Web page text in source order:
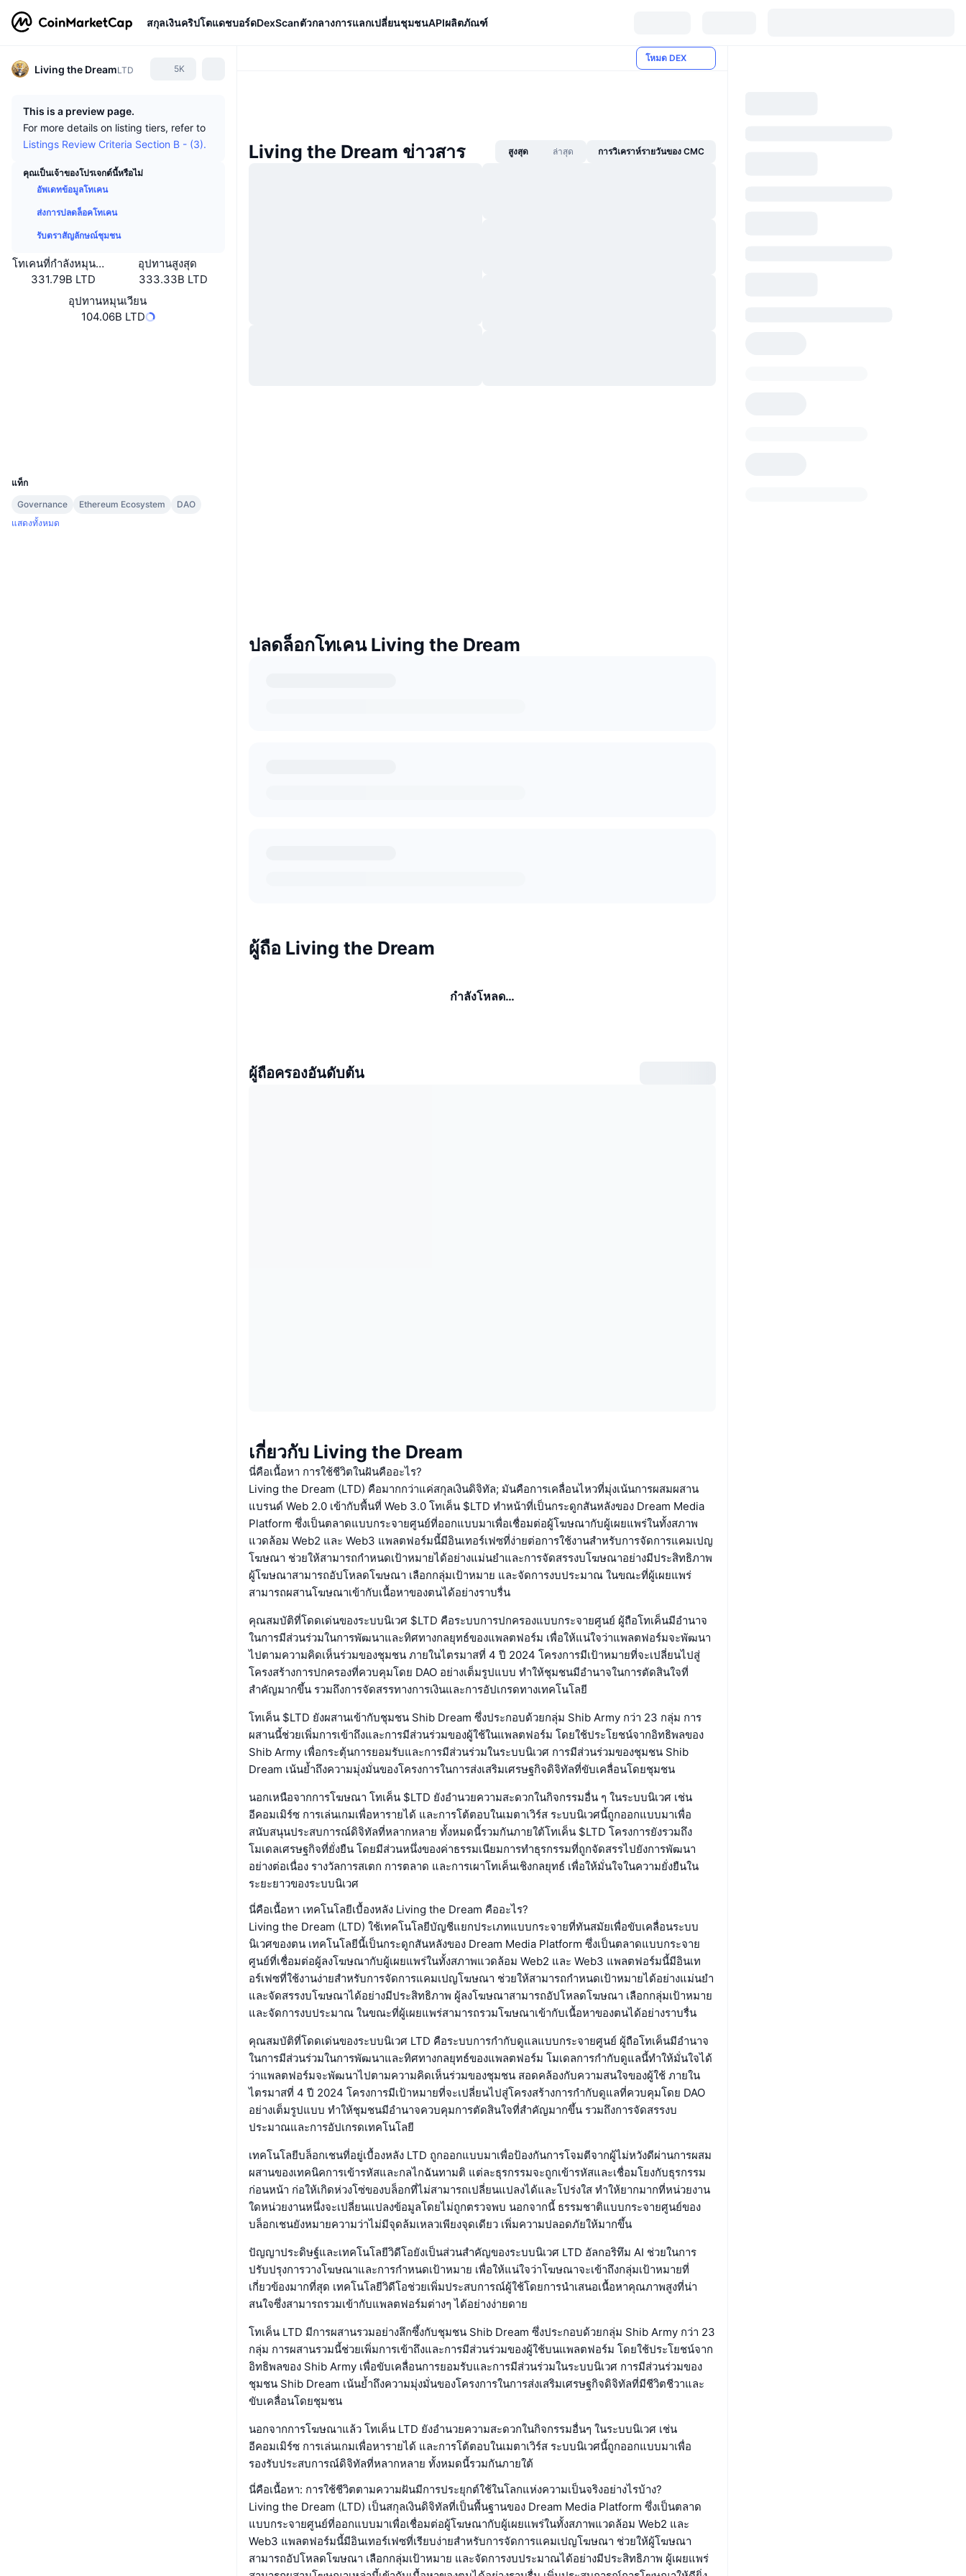
สกุลเงินคริปโตแดชบอร์ดDexScanตัวกลางการแลกเปลี่ยนชุมชนAPIผลิตภัณฑ์
Living the DreamLTD 5K
This is a preview page.
For more details on listing tiers, refer to
Listings Review Criteria Section B - (3).
คุณเป็นเจ้าของโปรเจกต์นี้หรือไม่
อัพเดทข้อมูลโทเคน
ส่งการปลดล็อคโทเคน
รับตราสัญลักษณ์ชุมชน
โทเคนที่กำลังหมุนเวียนหรือถูกล็อค
331.79B LTD
อุปทานสูงสุด
333.33B LTD
อุปทานหมุนเวียน
104.06B LTD
แท็ก
Governance
Ethereum Ecosystem
DAO
แสดงทั้งหมด
โหมด DEX
Living the Dream ข่าวสาร สูงสุด ล่าสุด การวิเคราห์รายวันของ CMC
ปลดล็อกโทเคน Living the Dream
ผู้ถือ Living the Dream
กำลังโหลด…
ผู้ถือครองอันดับต้น
เกี่ยวกับ Living the Dream
นี่คือเนื้อหา การใช้ชีวิตในฝันคืออะไร?
Living the Dream (LTD) คือมากกว่าแค่สกุลเงินดิจิทัล; มันคือการเคลื่อนไหวที่มุ่งเน้นการผสมผสาน
แบรนด์ Web 2.0 เข้ากับพื้นที่ Web 3.0 โทเค็น $LTD ทำหน้าที่เป็นกระดูกสันหลังของ Dream Media
Platform ซึ่งเป็นตลาดแบบกระจายศูนย์ที่ออกแบบมาเพื่อเชื่อมต่อผู้โฆษณากับผู้เผยแพร่ในทั้งสภาพ
แวดล้อม Web2 และ Web3 แพลตฟอร์มนี้มีอินเทอร์เฟซที่ง่ายต่อการใช้งานสำหรับการจัดการแคมเปญ
โฆษณา ช่วยให้สามารถกำหนดเป้าหมายได้อย่างแม่นยำและการจัดสรรงบโฆษณาอย่างมีประสิทธิภาพ
ผู้โฆษณาสามารถอัปโหลดโฆษณา เลือกกลุ่มเป้าหมาย และจัดการงบประมาณ ในขณะที่ผู้เผยแพร่
สามารถผสานโฆษณาเข้ากับเนื้อหาของตนได้อย่างราบรื่น
คุณสมบัติที่โดดเด่นของระบบนิเวศ $LTD คือระบบการปกครองแบบกระจายศูนย์ ผู้ถือโทเค็นมีอำนาจ
ในการมีส่วนร่วมในการพัฒนาและทิศทางกลยุทธ์ของแพลตฟอร์ม เพื่อให้แน่ใจว่าแพลตฟอร์มจะพัฒนา
ไปตามความคิดเห็นร่วมของชุมชน ภายในไตรมาสที่ 4 ปี 2024 โครงการมีเป้าหมายที่จะเปลี่ยนไปสู่
โครงสร้างการปกครองที่ควบคุมโดย DAO อย่างเต็มรูปแบบ ทำให้ชุมชนมีอำนาจในการตัดสินใจที่
สำคัญมากขึ้น รวมถึงการจัดสรรทางการเงินและการอัปเกรดทางเทคโนโลยี
โทเค็น $LTD ยังผสานเข้ากับชุมชน Shib Dream ซึ่งประกอบด้วยกลุ่ม Shib Army กว่า 23 กลุ่ม การ
ผสานนี้ช่วยเพิ่มการเข้าถึงและการมีส่วนร่วมของผู้ใช้ในแพลตฟอร์ม โดยใช้ประโยชน์จากอิทธิพลของ
Shib Army เพื่อกระตุ้นการยอมรับและการมีส่วนร่วมในระบบนิเวศ การมีส่วนร่วมของชุมชน Shib
Dream เน้นย้ำถึงความมุ่งมั่นของโครงการในการส่งเสริมเศรษฐกิจดิจิทัลที่ขับเคลื่อนโดยชุมชน
นอกเหนือจากการโฆษณา โทเค็น $LTD ยังอำนวยความสะดวกในกิจกรรมอื่น ๆ ในระบบนิเวศ เช่น
อีคอมเมิร์ซ การเล่นเกมเพื่อหารายได้ และการโต้ตอบในเมตาเวิร์ส ระบบนิเวศนี้ถูกออกแบบมาเพื่อ
สนับสนุนประสบการณ์ดิจิทัลที่หลากหลาย ทั้งหมดนี้รวมกันภายใต้โทเค็น $LTD โครงการยังรวมถึง
โมเดลเศรษฐกิจที่ยั่งยืน โดยมีส่วนหนึ่งของค่าธรรมเนียมการทำธุรกรรมที่ถูกจัดสรรไปยังการพัฒนา
อย่างต่อเนื่อง รางวัลการสเตก การตลาด และการเผาโทเค็นเชิงกลยุทธ์ เพื่อให้มั่นใจในความยั่งยืนใน
ระยะยาวของระบบนิเวศ
นี่คือเนื้อหา เทคโนโลยีเบื้องหลัง Living the Dream คืออะไร?
Living the Dream (LTD) ใช้เทคโนโลยีบัญชีแยกประเภทแบบกระจายที่ทันสมัยเพื่อขับเคลื่อนระบบ
นิเวศของตน เทคโนโลยีนี้เป็นกระดูกสันหลังของ Dream Media Platform ซึ่งเป็นตลาดแบบกระจาย
ศูนย์ที่เชื่อมต่อผู้ลงโฆษณากับผู้เผยแพร่ในทั้งสภาพแวดล้อม Web2 และ Web3 แพลตฟอร์มนี้มีอินเท
อร์เฟซที่ใช้งานง่ายสำหรับการจัดการแคมเปญโฆษณา ช่วยให้สามารถกำหนดเป้าหมายได้อย่างแม่นยำ
และจัดสรรงบโฆษณาได้อย่างมีประสิทธิภาพ ผู้ลงโฆษณาสามารถอัปโหลดโฆษณา เลือกกลุ่มเป้าหมาย
และจัดการงบประมาณ ในขณะที่ผู้เผยแพร่สามารถรวมโฆษณาเข้ากับเนื้อหาของตนได้อย่างราบรื่น
คุณสมบัติที่โดดเด่นของระบบนิเวศ LTD คือระบบการกำกับดูแลแบบกระจายศูนย์ ผู้ถือโทเค็นมีอำนาจ
ในการมีส่วนร่วมในการพัฒนาและทิศทางกลยุทธ์ของแพลตฟอร์ม โมเดลการกำกับดูแลนี้ทำให้มั่นใจได้
ว่าแพลตฟอร์มจะพัฒนาไปตามความคิดเห็นร่วมของชุมชน สอดคล้องกับความสนใจของผู้ใช้ ภายใน
ไตรมาสที่ 4 ปี 2024 โครงการมีเป้าหมายที่จะเปลี่ยนไปสู่โครงสร้างการกำกับดูแลที่ควบคุมโดย DAO
อย่างเต็มรูปแบบ ทำให้ชุมชนมีอำนาจควบคุมการตัดสินใจที่สำคัญมากขึ้น รวมถึงการจัดสรรงบ
ประมาณและการอัปเกรดเทคโนโลยี
เทคโนโลยีบล็อกเชนที่อยู่เบื้องหลัง LTD ถูกออกแบบมาเพื่อป้องกันการโจมตีจากผู้ไม่หวังดีผ่านการผสม
ผสานของเทคนิคการเข้ารหัสและกลไกฉันทามติ แต่ละธุรกรรมจะถูกเข้ารหัสและเชื่อมโยงกับธุรกรรม
ก่อนหน้า ก่อให้เกิดห่วงโซ่ของบล็อกที่ไม่สามารถเปลี่ยนแปลงได้และโปร่งใส ทำให้ยากมากที่หน่วยงาน
ใดหน่วยงานหนึ่งจะเปลี่ยนแปลงข้อมูลโดยไม่ถูกตรวจพบ นอกจากนี้ ธรรมชาติแบบกระจายศูนย์ของ
บล็อกเชนยังหมายความว่าไม่มีจุดล้มเหลวเพียงจุดเดียว เพิ่มความปลอดภัยให้มากขึ้น
ปัญญาประดิษฐ์และเทคโนโลยีวิดีโอยังเป็นส่วนสำคัญของระบบนิเวศ LTD อัลกอริทึม AI ช่วยในการ
ปรับปรุงการวางโฆษณาและการกำหนดเป้าหมาย เพื่อให้แน่ใจว่าโฆษณาจะเข้าถึงกลุ่มเป้าหมายที่
เกี่ยวข้องมากที่สุด เทคโนโลยีวิดีโอช่วยเพิ่มประสบการณ์ผู้ใช้โดยการนำเสนอเนื้อหาคุณภาพสูงที่น่า
สนใจซึ่งสามารถรวมเข้ากับแพลตฟอร์มต่างๆ ได้อย่างง่ายดาย
โทเค็น LTD มีการผสานรวมอย่างลึกซึ้งกับชุมชน Shib Dream ซึ่งประกอบด้วยกลุ่ม Shib Army กว่า 23
กลุ่ม การผสานรวมนี้ช่วยเพิ่มการเข้าถึงและการมีส่วนร่วมของผู้ใช้บนแพลตฟอร์ม โดยใช้ประโยชน์จาก
อิทธิพลของ Shib Army เพื่อขับเคลื่อนการยอมรับและการมีส่วนร่วมในระบบนิเวศ การมีส่วนร่วมของ
ชุมชน Shib Dream เน้นย้ำถึงความมุ่งมั่นของโครงการในการส่งเสริมเศรษฐกิจดิจิทัลที่มีชีวิตชีวาและ
ขับเคลื่อนโดยชุมชน
นอกจากการโฆษณาแล้ว โทเค็น LTD ยังอำนวยความสะดวกในกิจกรรมอื่นๆ ในระบบนิเวศ เช่น
อีคอมเมิร์ซ การเล่นเกมเพื่อหารายได้ และการโต้ตอบในเมตาเวิร์ส ระบบนิเวศนี้ถูกออกแบบมาเพื่อ
รองรับประสบการณ์ดิจิทัลที่หลากหลาย ทั้งหมดนี้รวมกันภายใต้
นี่คือเนื้อหา: การใช้ชีวิตตามความฝันมีการประยุกต์ใช้ในโลกแห่งความเป็นจริงอย่างไรบ้าง?
Living the Dream (LTD) เป็นสกุลเงินดิจิทัลที่เป็นพื้นฐานของ Dream Media Platform ซึ่งเป็นตลาด
แบบกระจายศูนย์ที่ออกแบบมาเพื่อเชื่อมต่อผู้โฆษณากับผู้เผยแพร่ในทั้งสภาพแวดล้อม Web2 และ
Web3 แพลตฟอร์มนี้มีอินเทอร์เฟซที่เรียบง่ายสำหรับการจัดการแคมเปญโฆษณา ช่วยให้ผู้โฆษณา
สามารถอัปโหลดโฆษณา เลือกกลุ่มเป้าหมาย และจัดการงบประมาณได้อย่างมีประสิทธิภาพ ผู้เผยแพร่